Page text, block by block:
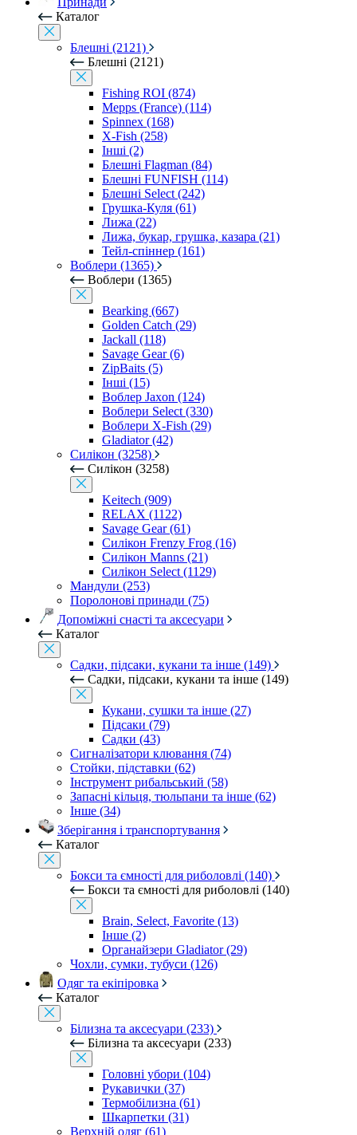
Каталог
Блешні (2121)
Блешні (2121)
Fishing ROI (874)
Mepps (France) (114)
Spinnex (168)
X-Fish (258)
Інші (2)
Блешні Flagman (84)
Блешні FUNFISH (114)
Блешні Select (242)
Грушка-Куля (61)
Лижа (22)
Лижа, букар, грушка, казара (21)
Тейл-спіннер (161)
Воблери (1365)
Воблери (1365)
Bearking (667)
Golden Catch (29)
Jackall (118)
Savage Gear (6)
ZipBaits (5)
Інші (15)
Воблер Jaxon (124)
Воблери Select (330)
Воблери X-Fish (29)
Gladiator (42)
Силікон (3258)
Силікон (3258)
Keitech (909)
RELAX (1122)
Savage Gear (61)
Силікон Frenzy Frog (16)
Силікон Manns (21)
Силікон Select (1129)
Мандули (253)
Поролонові принади (75)
Допоміжні снасті та аксесуари
Каталог
Садки, підсаки, кукани та інше (149)
Садки, підсаки, кукани та інше (149)
Кукани, сушки та інше (27)
Підсаки (79)
Садки (43)
Сигналізатори клювання (74)
Стойки, підставки (62)
Інструмент рибальський (58)
Запасні кільця, тюльпани та інше (62)
Інше (34)
Зберігання і транспортування
Каталог
Бокси та ємності для риболовлі (140)
Бокси та ємності для риболовлі (140)
Brain, Select, Favorite (13)
Інше (2)
Органайзери Gladiator (29)
Чохли, сумки, тубуси (126)
Одяг та екіпіровка
Каталог
Білизна та аксесуари (233)
Білизна та аксесуари (233)
Головні убори (104)
Рукавички (37)
Термобілизна (61)
Шкарпетки (31)
Верхній одяг (61)